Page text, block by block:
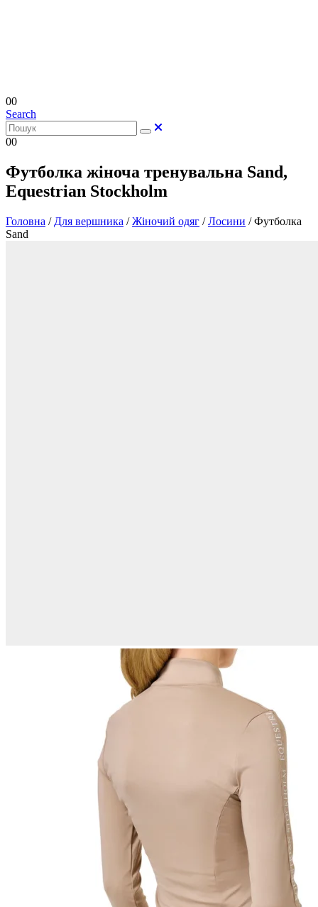
00
Search
00
Футболка жіноча тренувальна Sand,
Equestrian Stockholm
Головна / Для вершника /Жіночий одяг /Лосини /Футболка
Sand